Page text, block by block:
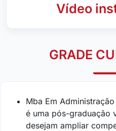
Vídeo
GRADE
Mba Em
é uma pós-graduação
desejam ampliar